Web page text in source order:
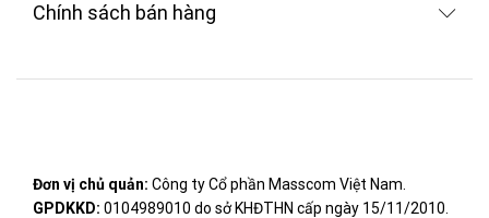
Chính sách bán hàng
Đơn vị chủ quản: Công ty Cổ phần Masscom Việt Nam.
GPDKKD: 0104989010 do sở KHĐTHN cấp ngày 15/11/2010.